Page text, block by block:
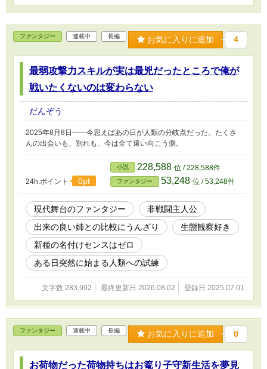
ファンタジー 連載中 長編 お気に入りに追加 4
最弱攻撃力スキルが実は最兇だったところで俺が
戦いたくないのは変わらない
だんぞう
2025年8月8日――今思えばあの日が人類の分岐点だった。たくさ
んの出会いも、別れも、今は全て遠い向こう側。
24h.ポイント 0pt
小説 228,588 位 / 228,588件
ファンタジー 53,248 位 / 53,248件
現代舞台のファンタジー
非戦闘主人公
出来の良い姉との比較にうんざり
生態観察好き
新種の名付けセンスはゼロ
ある日突然に始まる人類への試練
文字数 283,992 最終更新日 2026.08.02 登録日 2025.07.01
ファンタジー 連載中 長編 お気に入りに追加 0
お荷物だった荷物持ちはお篭り子守新生活を夢見